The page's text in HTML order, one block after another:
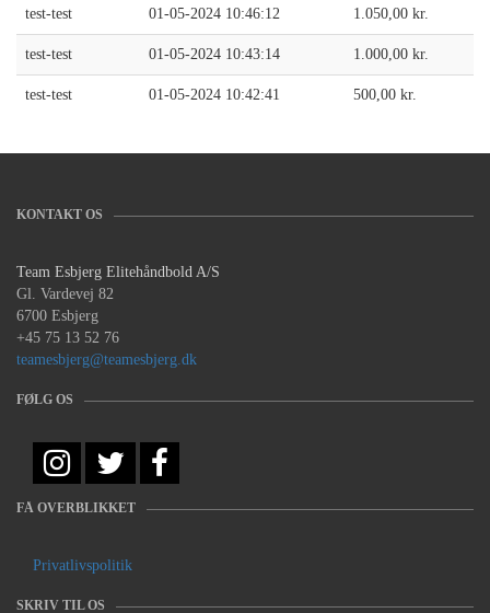
test-test 01-05-2024 10:46:12 1.050,00 kr.
test-test 01-05-2024 10:43:14 1.000,00 kr.
test-test 01-05-2024 10:42:41 500,00 kr.
KONTAKT OS
Team Esbjerg Elitehåndbold A/S
Gl. Vardevej 82
6700 Esbjerg
+45 75 13 52 76
teamesbjerg@teamesbjerg.dk
FØLG OS
FÅ OVERBLIKKET
Privatlivspolitik
SKRIV TIL OS